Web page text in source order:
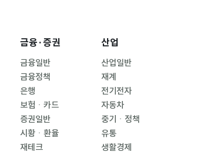
금융·증권
금융일반
금융정책
은행
보험ㆍ카드
증권일반
시황ㆍ환율
재테크
산업
산업일반
재계
전기전자
자동차
중기ㆍ정책
유통
생활경제